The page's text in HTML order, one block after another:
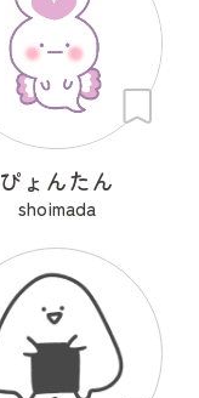
ぴょんたん
shoimada